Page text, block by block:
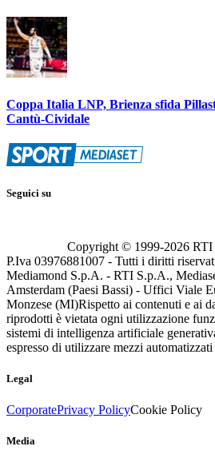
Coppa Italia LNP, Brienza sfida
Cantù-Cividale
Seguici su
Copyright © 1999-2026 RTI
P.Iva 03976881007 - Tutti i diritti
Mediamond S.p.A. - RTI S.p.A.,
Amsterdam (Paesi Bassi) - Uffici Viale
Monzese (MI)Rispetto ai contenuti e ai
riprodotti è vietata ogni utilizzazione
sistemi di intelligenza artificiale
espresso di utilizzare mezzi
Legal
CorporatePrivacy PolicyCookie Policy
Media